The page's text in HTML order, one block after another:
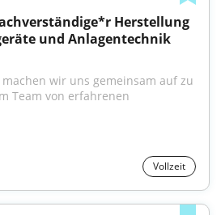
Herstellung
und Anlagentechnik
wir uns gemeinsam auf zu
Vollzeit